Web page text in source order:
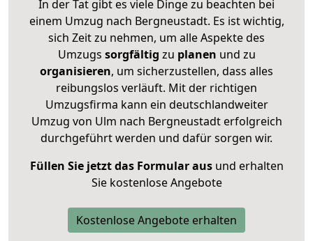
In der Tat gibt es viele Dinge zu beachten bei
einem Umzug nach Bergneustadt. Es ist wichtig,
sich Zeit zu nehmen, um alle Aspekte des
Umzugs sorgfältig zu planen und zu
organisieren, um sicherzustellen, dass alles
reibungslos verläuft. Mit der richtigen
Umzugsfirma kann ein deutschlandweiter
Umzug von Ulm nach Bergneustadt erfolgreich
durchgeführt werden und dafür sorgen wir.
Füllen Sie jetzt das Formular ausund erhalten
Sie kostenlose Angebote
Kostenlose Angebote erhalten